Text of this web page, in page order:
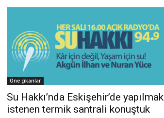
Öne çıkanlar
Su Hakkı’nda Eskişehir’de yapılmak
istenen termik santrali konuştuk